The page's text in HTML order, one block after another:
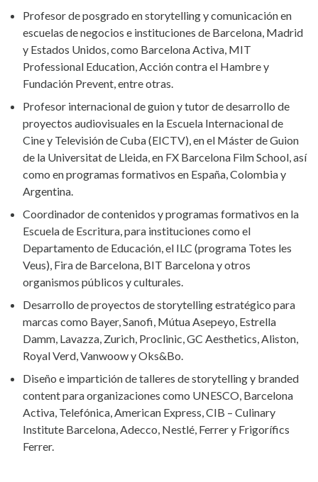
Profesor de posgrado en storytelling y comunicación en
escuelas de negocios e instituciones de Barcelona, Madrid
y Estados Unidos, como Barcelona Activa, MIT
Professional Education, Acción contra el Hambre y
Fundación Prevent, entre otras.
Profesor internacional de guion y tutor de desarrollo de
proyectos audiovisuales en la Escuela Internacional de
Cine y Televisión de Cuba (EICTV), en el Máster de Guion
de la Universitat de Lleida, en FX Barcelona Film School, así
como en programas formativos en España, Colombia y
Argentina.
Coordinador de contenidos y programas formativos en la
Escuela de Escritura, para instituciones como el
Departamento de Educación, el ILC (programa Totes les
Veus), Fira de Barcelona, BIT Barcelona y otros
organismos públicos y culturales.
Desarrollo de proyectos de storytelling estratégico para
marcas como Bayer, Sanofi, Mútua Asepeyo, Estrella
Damm, Lavazza, Zurich, Proclinic, GC Aesthetics, Aliston,
Royal Verd, Vanwoow y Oks&Bo.
Diseño e impartición de talleres de storytelling y branded
content para organizaciones como UNESCO, Barcelona
Activa, Telefónica, American Express, CIB – Culinary
Institute Barcelona, Adecco, Nestlé, Ferrer y Frigorífics
Ferrer.